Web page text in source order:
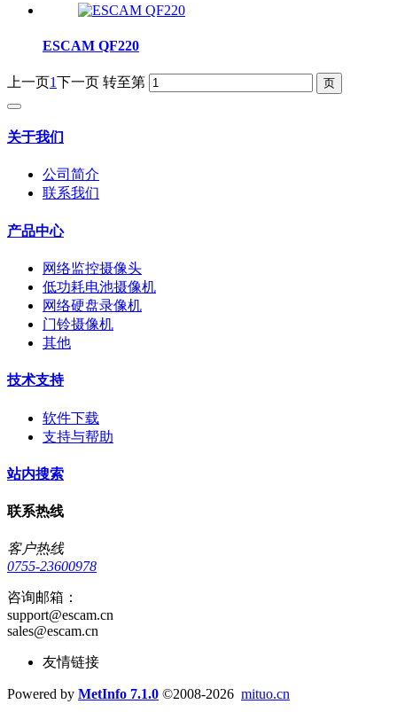
ESCAM QF220
上一页1下一页 转至第
关于我们
公司简介
联系我们
产品中心
网络监控摄像头
低功耗电池摄像机
网络硬盘录像机
门铃摄像机
其他
技术支持
软件下载
支持与帮助
站内搜索
联系热线
客户热线
0755-23600978
咨询邮箱：
support@escam.cn
sales@escam.cn
友情链接
Powered by MetInfo 7.1.0 ©2008-2026 mituo.cn